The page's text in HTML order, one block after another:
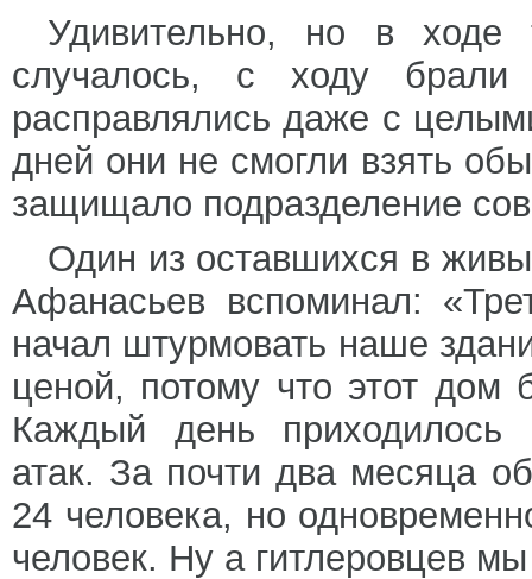
Удивительно, но в ходе
случалось, с ходу брали
расправлялись даже с
дней они не смогли взять
защищало подразделение
Один из оставшихся в
Афанасьев вспоминал:
начал штурмовать наше
ценой, потому что этот
Каждый день приходилось
атак. За почти два месяца
24 человека, но
человек. Ну а гитлеровцев